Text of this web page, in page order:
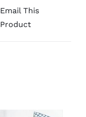
Email This
Product